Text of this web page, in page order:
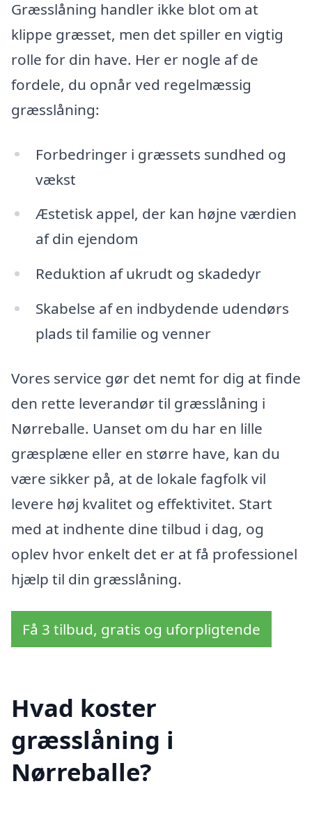
Græsslåning handler ikke blot om at
klippe græsset, men det spiller en vigtig
rolle for din have. Her er nogle af de
fordele, du opnår ved regelmæssig
græsslåning:
Forbedringer i græssets sundhed og
vækst
Æstetisk appel, der kan højne værdien
af din ejendom
Reduktion af ukrudt og skadedyr
Skabelse af en indbydende udendørs
plads til familie og venner
Vores service gør det nemt for dig at finde
den rette leverandør til græsslåning i
Nørreballe. Uanset om du har en lille
græsplæne eller en større have, kan du
være sikker på, at de lokale fagfolk vil
levere høj kvalitet og effektivitet. Start
med at indhente dine tilbud i dag, og
oplev hvor enkelt det er at få professionel
hjælp til din græsslåning.
Få 3 tilbud, gratis og uforpligtende
Hvad koster
græsslåning i
Nørreballe?